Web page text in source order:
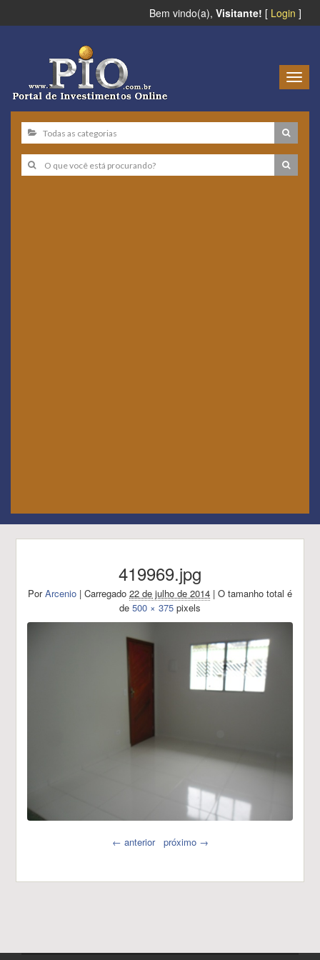
Bem vindo(a), Visitante! [ Login ]
419969.jpg
Por Arcenio | Carregado 22 de julho de 2014 | O tamanho total é
de 500 × 375 pixels
← anterior próximo →